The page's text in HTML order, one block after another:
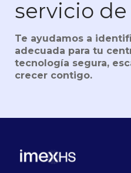
servicio
Te ayudamos a
adecuada para tu
tecnología segura,
crecer contigo.